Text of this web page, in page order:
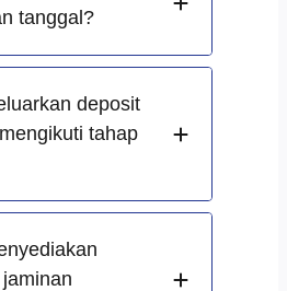
tanggal?
deposit
tahap